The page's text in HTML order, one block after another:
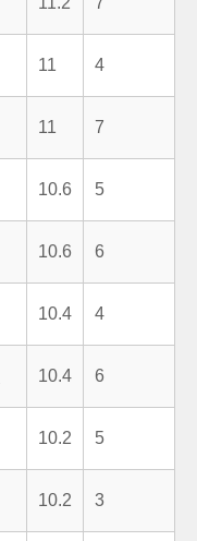
11 4
11 7
10.6 5
10.6 6
10.4 4
10.4 6
10.2 5
10.2 3